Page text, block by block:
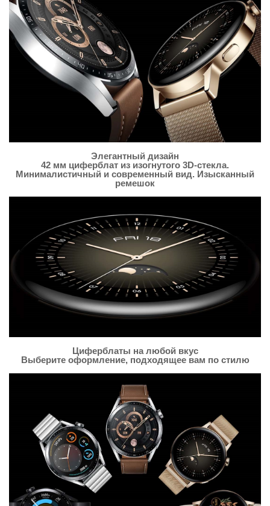
Элегантный дизайн
42 мм циферблат из изогнутого 3D-стекла.
Минималистичный и современный вид. Изысканный
ремешок
Циферблаты на любой вкус
Выберите оформление, подходящее вам по стилю